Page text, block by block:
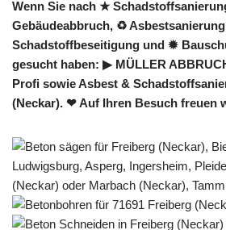
Wenn Sie nach ★
Gebäudeabbruch, ♻
Schadstoffbeseitigung und ✹
gesucht haben: ▶︎ MÜLLER
Profi sowie Asbest &
(Neckar). ❤ Auf Ihren Besuch freuen